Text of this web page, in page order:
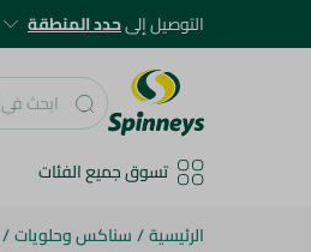
التوصيل إلىحدد المنطقة
تسوق جميع الفئات
الرئيسية/سناكس وحلويات/